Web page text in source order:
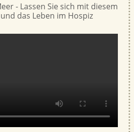
- Lassen Sie sich mit diesem
das Leben im Hospiz